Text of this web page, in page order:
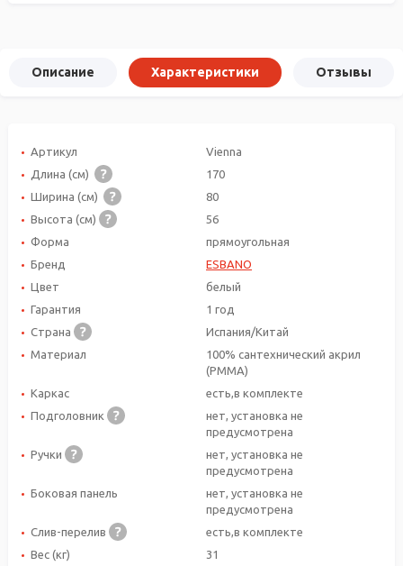
Описание Характеристики Отзывы
Артикул
Vienna
Длина (см)
170
Ширина (см)
80
Высота (см)
56
Форма
прямоугольная
Бренд
ESBANO
Цвет
белый
Гарантия
1 год
Страна
Испания/Китай
Материал
100% сантехнический акрил
(PMMA)
Каркас
есть,в комплекте
Подголовник
нет, установка не
предусмотрена
Ручки
нет, установка не
предусмотрена
Боковая панель
нет, установка не
предусмотрена
Слив-перелив
есть,в комплекте
Вес (кг)
31